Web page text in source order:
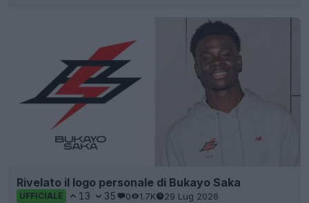
Rivelato il logo personale di Bukayo Saka
UFFICIALE 13 35 0 1.7K 29 Lug 2026